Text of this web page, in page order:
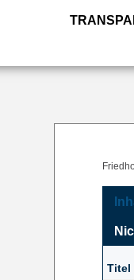
Titel